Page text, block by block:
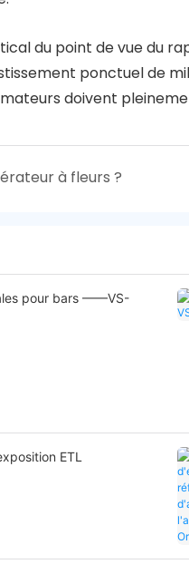
du point de vue
ponctuel de
doivent
à fleurs ?
pour bars ——VS-
ETL